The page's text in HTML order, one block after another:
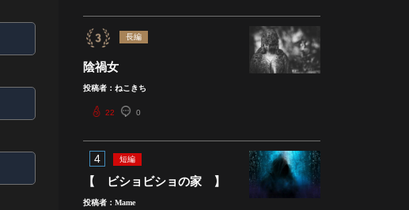
長編
陰禍女
投稿者：ねこきち
22 0
4 短編
【 ビショビショの家 】
投稿者：Mame